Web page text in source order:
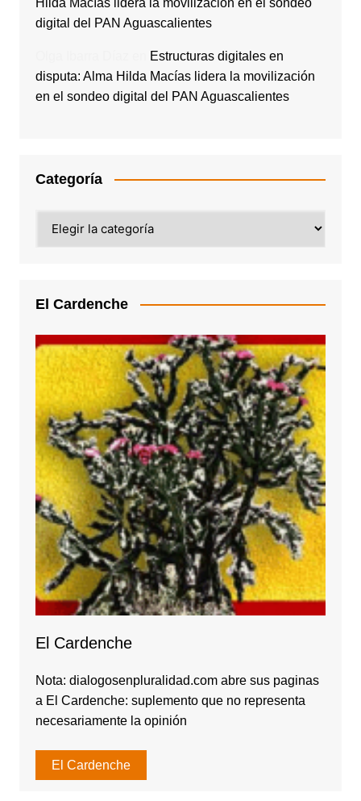
digital del PAN Aguascalientes
Estructuras digitales en
disputa: Alma Hilda Macías lidera la movilización
en el sondeo digital del PAN Aguascalientes
Categoría
El Cardenche
El Cardenche
Nota: dialogosenpluralidad.com abre sus paginas
a El Cardenche: suplemento que no representa
necesariamente la opinión
El Cardenche